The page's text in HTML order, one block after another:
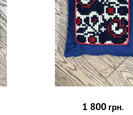
1 800 грн.